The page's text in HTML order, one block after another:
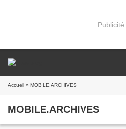
Publicité
Accueil » MOBILE.ARCHIVES
MOBILE.ARCHIVES